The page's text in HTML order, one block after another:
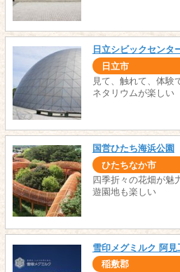
日立シビックセンタ
日立市
見て、触れて、体験
ネタリウムが楽しい
国営ひたち海浜公園
ひたちなか市
四季折々の花畑が魅
遊園地も楽しい
雪印メグミルク 阿見
稲敷郡